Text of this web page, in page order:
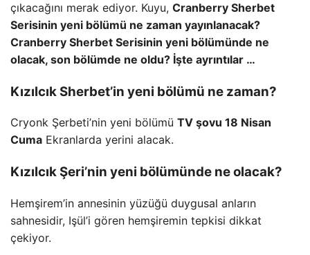
çıkacağını merak ediyor. Kuyu, Cranberry Sherbet
Serisinin yeni bölümü ne zaman yayınlanacak?
Cranberry Sherbet Serisinin yeni bölümünde ne
olacak, son bölümde ne oldu? İşte ayrıntılar …
Kızılcık Sherbet’in yeni bölümü ne zaman?
Cryonk Şerbeti’nin yeni bölümü TV şovu 18 Nisan
Cuma Ekranlarda yerini alacak.
Kızılcık Şeri’nin yeni bölümünde ne olacak?
Hemşirem’in annesinin yüzüğü duygusal anların
sahnesidir, Işül’i gören hemşiremin tepkisi dikkat
çekiyor.